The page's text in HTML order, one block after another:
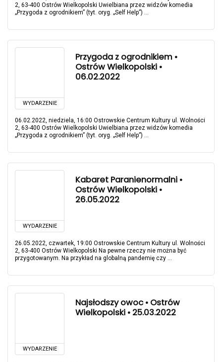
2, 63-400 Ostrów Wielkopolski Uwielbiana przez widzów komedia
„Przygoda z ogrodnikiem” (tyt. oryg. „Self Help”) ...
WYDARZENIE
Przygoda z ogrodnikiem •
Ostrów Wielkopolski •
06.02.2022
06.02.2022, niedziela, 16:00 Ostrowskie Centrum Kultury ul. Wolności
2, 63-400 Ostrów Wielkopolski Uwielbiana przez widzów komedia
„Przygoda z ogrodnikiem” (tyt. oryg. „Self Help”) ...
WYDARZENIE
Kabaret Paranienormalni •
Ostrów Wielkopolski •
26.05.2022
26.05.2022, czwartek, 19:00 Ostrowskie Centrum Kultury ul. Wolności
2, 63-400 Ostrów Wielkopolski Na pewne rzeczy nie można być
przygotowanym. Na przykład na globalną pandemię czy ...
WYDARZENIE
Najsłodszy owoc • Ostrów
Wielkopolski • 25.03.2022